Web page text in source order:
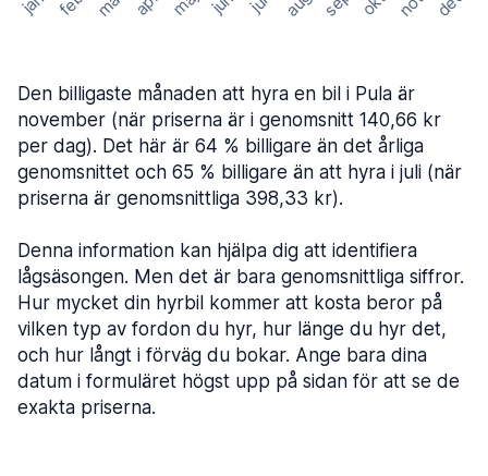
Den billigaste månaden att hyra en bil i Pula är
november (när priserna är i genomsnitt 140,66 kr
per dag). Det här är 64 % billigare än det årliga
genomsnittet och 65 % billigare än att hyra i juli (när
priserna är genomsnittliga 398,33 kr).
Denna information kan hjälpa dig att identifiera
lågsäsongen. Men det är bara genomsnittliga siffror.
Hur mycket din hyrbil kommer att kosta beror på
vilken typ av fordon du hyr, hur länge du hyr det,
och hur långt i förväg du bokar. Ange bara dina
datum i formuläret högst upp på sidan för att se de
exakta priserna.